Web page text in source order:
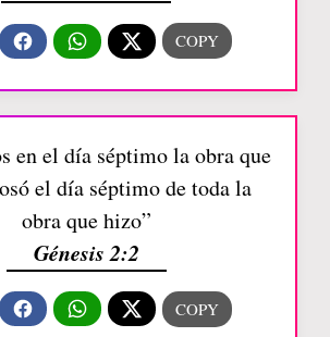
en el día séptimo la obra que
el día séptimo de toda la
obra que hizo”
Génesis 2:2